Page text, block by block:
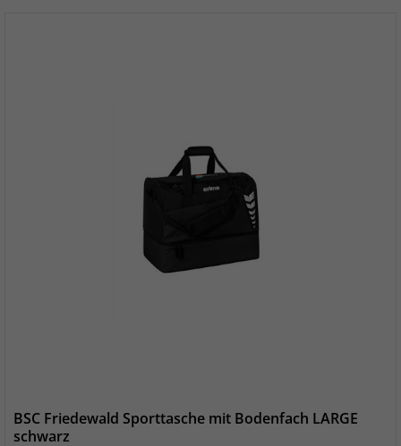
BSC Friedewald Sporttasche mit Bodenfach LARGE
schwarz